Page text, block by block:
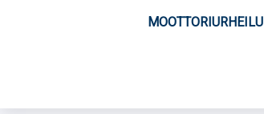
MOOTTORIURHEILU